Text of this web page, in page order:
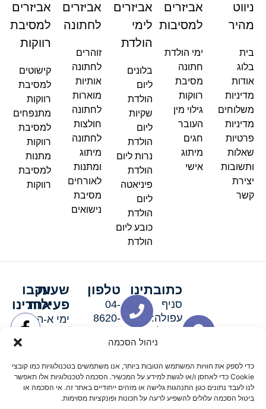
ניהול הסכמה
כדי לספק את חוויות המשתמש הטובות ביותר, אנו משתמשים בטכנולוגיות כמו קובצי
Cookie כדי לאחסן ו/או לגשת למידע על המכשיר. הסכמה לטכנולוגיות אלו תאפשר
לנו לעבד נתונים כגון התנהגות גלישה או מזהים ייחודיים באתר זה. אי הסכמה או
ביטול הסכמה עלולים להשפיע לרעה על תכונות ופונקציות מסוימות.
ניווט
מהיר
בית
בלוג
אודות
מדיניות
משלוחים
מדיניות
פרטיות
שאלות
ותשובות
יצירת
קשר
אביזרים
למסיבות
ימי הולדת
חתונה
מסיבת
רווקות
גילוי מין
העובר
חגים
מיתוג
אישי
אביזרים
לימי
הולדת
בלונים
ליום
הולדת
שקיות
ליום
הולדת
נרות ליום
הולדת
פיניאטה
ליום
הולדת
כובע ליום
הולדת
אביזרים
לחתונה
זוהרים
לחתונה
אותיות
מוארות
לחתונה
חולצות
לחתונה
מיתוג
ומתנות
לאורחים
מסיבת
נישואים
אביזרים
למסיבת
רווקות
קישוטים
למסיבת
רווקות
מתנפחים
למסיבת
רווקות
מתנות
למסיבת
רווקות
כתובתינו
סניף
עפולה:
סניף מגדל
האלה 19
טלפון
04-
8620-
שעות
פעילות
ימי א-ה:
ימי שישי
וערבי חג:
8:30-
15:00
עקבו
אחרינו